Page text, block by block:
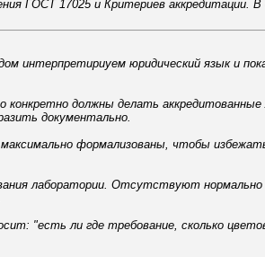
ГОСТ 17025 и Критериев аккредитации.
интерпретириуем юридический язык и
должны делать аккредитованные
документально.
формализованы, чтобы
лаборатории. Отсутствуют нормально
"есть ли где требование, сколько